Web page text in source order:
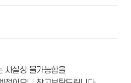
사실상 불가능함을